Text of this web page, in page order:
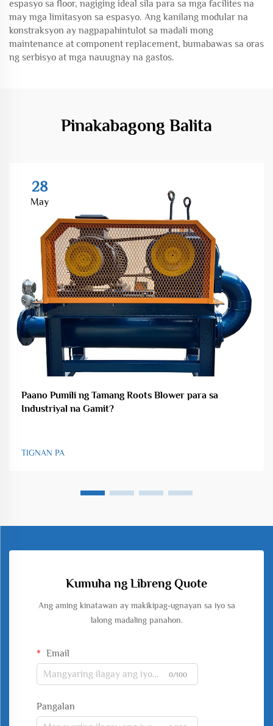
espasyo sa floor, nagiging ideal sila para sa mga facilites na
may mga limitasyon sa espasyo. Ang kanilang modular na
konstraksyon ay nagpapahintulot sa madali mong
maintenance at component replacement, bumabawas sa oras
ng serbisyo at mga nauugnay na gastos.
Pinakabagong Balita
28
May
Paano Pumili ng Tamang Roots Blower para sa
Industriyal na Gamit?
TIGNAN PA
Kumuha ng Libreng Quote
Ang aming kinatawan ay makikipag-ugnayan sa iyo sa
lalong madaling panahon.
Email
0/100
Pangalan